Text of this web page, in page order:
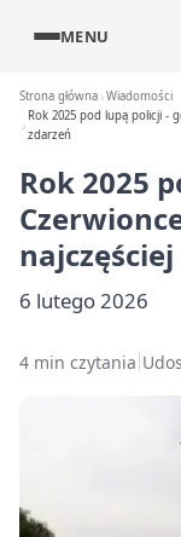
MENU
Strona główna Wiadomości
Rok 2025 pod lupą policji -
zdarzeń
Rok 2025
6 lutego 2026
4 min czytania